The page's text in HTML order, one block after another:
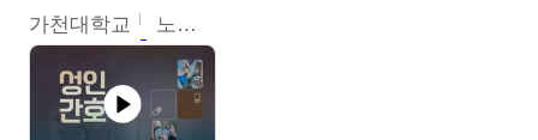
가천대학교 노원정